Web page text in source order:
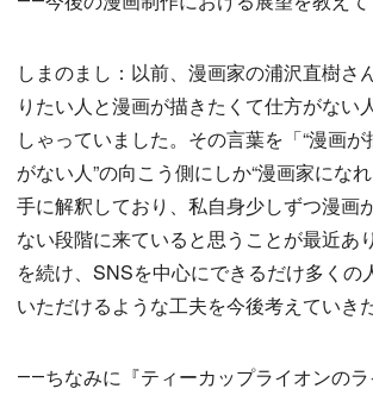
しまのまし：以前、漫画家の浦沢直樹さ
りたい人と漫画が描きたくて仕方がない
しゃっていました。その言葉を「“漫画
がない人”の向こう側にしか“漫画家にな
手に解釈しており、私自身少しずつ漫画
ない段階に来ていると思うことが最近あ
を続け、SNSを中心にできるだけ多くの
いただけるような工夫を今後考えていき
――ちなみに『ティーカップライオンの